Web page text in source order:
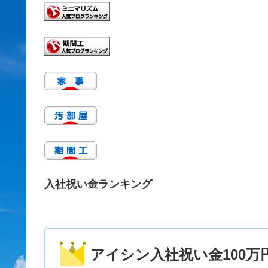
入社祝い金ランキング
アイシン入社祝い金100万